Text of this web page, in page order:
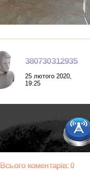
380730312935
25 лютого 2020,
19:25
Всього коментарів: 0